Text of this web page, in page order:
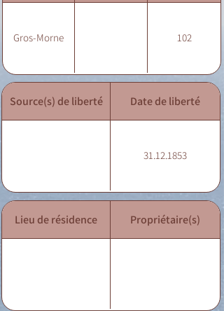
Gros-Morne 102
Source(s) de liberté Date de liberté
31.12.1853
Lieu de résidence Propriétaire(s)